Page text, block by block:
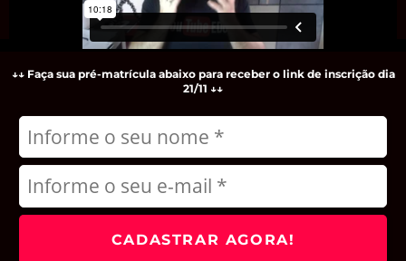
↓↓ Faça sua pré-matrícula abaixo para receber o link de inscrição dia
21/11 ↓↓